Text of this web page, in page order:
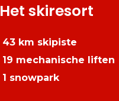
Het skiresort
43 km skipiste
19 mechanische liften
1 snowpark